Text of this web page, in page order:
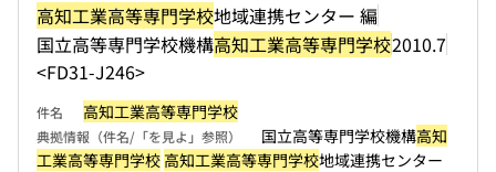
高知工業高等専門学校地域連携センター 編
国立高等専門学校機構高知工業高等専門学校2010.7
<FD31-J246>
件名 高知工業高等専門学校
典拠情報（件名/「を見よ」参照） 国立高等専門学校機構高知
工業高等専門学校 高知工業高等専門学校地域連携センター